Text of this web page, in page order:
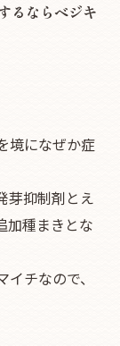
るならベジキ
境になぜか症
芽抑制剤とえ
加種まきとな
チなので、